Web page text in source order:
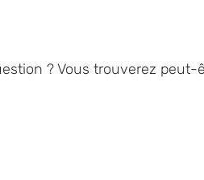
? Vous trouverez peut-